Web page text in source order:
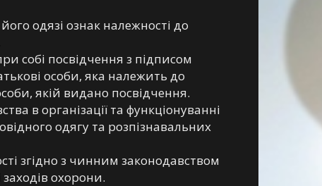
одязі ознак належності до
собі посвідчення з підписом
особи, яка належить до
якій видано посвідчення.
в організації та функціонуванні
одягу та розпізнавальних
згідно з чинним законодавством
охорони.